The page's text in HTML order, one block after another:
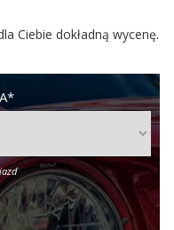
Ciebie dokładną wycenę.
*